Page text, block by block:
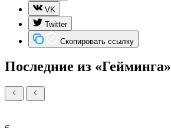
VK
Twitter
Скопировать ссылку
Последние из «Гейминга»